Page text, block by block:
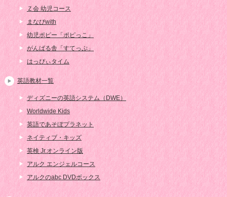
Ｚ会 幼児コース
まなびwith
幼児ポピー「ポピっこ」
がんばる舎「すてっぷ」
はっぴぃタイム
英語教材一覧
ディズニーの英語システム（DWE）
Worldwide Kids
英語であそぼプラネット
ネイティブ・キッズ
英検 Jr.オンライン版
アルク エンジェルコース
アルクのabc DVDボックス